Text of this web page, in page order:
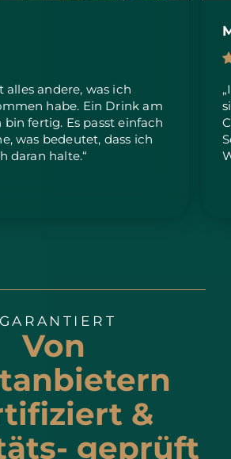
alles andere, was ich
habe. Ein Drink am
fertig. Es passt einfach
was bedeutet, dass ich
daran halte.“
Von
&
geprüft